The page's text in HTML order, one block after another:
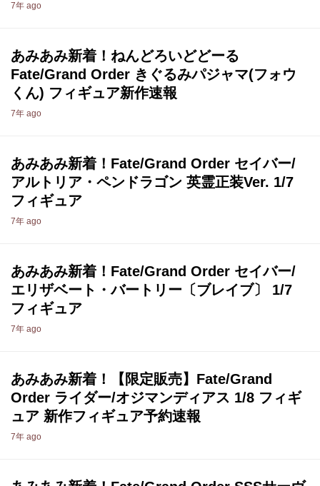
7年 ago
あみあみ新着！ねんどろいどどーる
Fate/Grand Order きぐるみパジャマ(フォウ
くん) フィギュア新作速報
7年 ago
あみあみ新着！Fate/Grand Order セイバー/
アルトリア・ペンドラゴン 英霊正装Ver. 1/7
フィギュア
7年 ago
あみあみ新着！Fate/Grand Order セイバー/
エリザベート・バートリー〔ブレイブ〕 1/7
フィギュア
7年 ago
あみあみ新着！【限定販売】Fate/Grand
Order ライダー/オジマンディアス 1/8 フィギ
ュア 新作フィギュア予約速報
7年 ago